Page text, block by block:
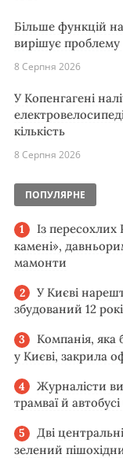
Більше функцій
вирішує проблему
8 Серпня 2026
У Копенгагені
кількість
8 Серпня 2026
ПОПУЛЯРНЕ
Із
камені»,
мамонти
У Києві
збудований 12
Компанія, яка
у Києві, закрила
Журналісти
трамваї й
Дві
зелений